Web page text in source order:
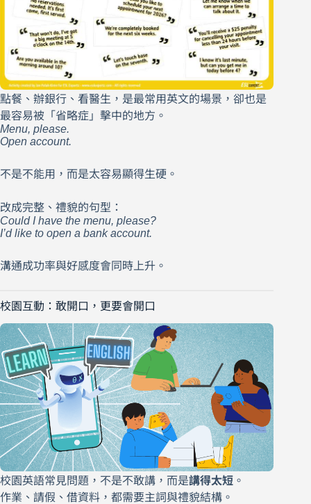
點餐、辦銀行、看醫生，是最常用英文的場景，卻也是
最容易被「省略症」擊中的地方。
Menu, please.
Open account.
不是不能用，而是太容易顯得生硬。
改成完整、禮貌的句型：
Could I have the menu, please?
I’d like to open a bank account.
溝通成功率與好感度會同時上升。
校園互動：敢開口，更要會開口
校園英語常見問題，不是不敢講，而是講得太短 。
作業、請假、借資料，都需要主詞與禮貌結構。